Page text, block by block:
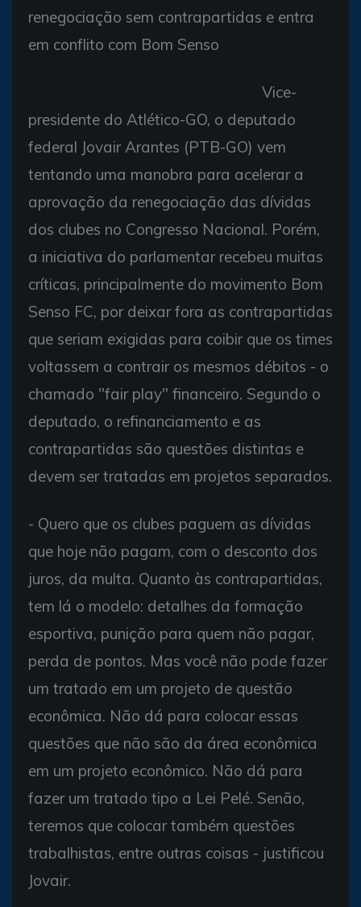
renegociação sem contrapartidas e entra
em conflito com Bom Senso
Vice-
presidente do Atlético-GO, o deputado
federal Jovair Arantes (PTB-GO) vem
tentando uma manobra para acelerar a
aprovação da renegociação das dívidas
dos clubes no Congresso Nacional. Porém,
a iniciativa do parlamentar recebeu muitas
críticas, principalmente do movimento Bom
Senso FC, por deixar fora as contrapartidas
que seriam exigidas para coibir que os times
voltassem a contrair os mesmos débitos - o
chamado "fair play" financeiro. Segundo o
deputado, o refinanciamento e as
contrapartidas são questões distintas e
devem ser tratadas em projetos separados.
- Quero que os clubes paguem as dívidas
que hoje não pagam, com o desconto dos
juros, da multa. Quanto às contrapartidas,
tem lá o modelo: detalhes da formação
esportiva, punição para quem não pagar,
perda de pontos. Mas você não pode fazer
um tratado em um projeto de questão
econômica. Não dá para colocar essas
questões que não são da área econômica
em um projeto econômico. Não dá para
fazer um tratado tipo a Lei Pelé. Senão,
teremos que colocar também questões
trabalhistas, entre outras coisas - justificou
Jovair.